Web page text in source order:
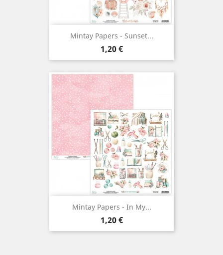
Mintay Papers - Sunset...
Prix
1,20 €
Mintay Papers - In My...
Prix
1,20 €